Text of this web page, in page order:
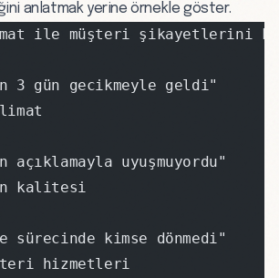
anlatmak yerine örnekle göster.
ile müşteri şikayetlerini
3 gün gecikmeyle geldi"
uyuşmuyordu"
kalitesi
sürecinde kimse dönmedi"
hizmetleri